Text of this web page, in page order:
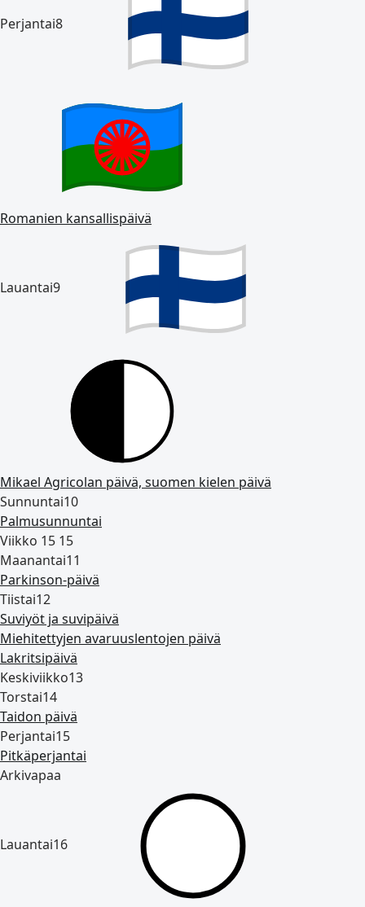
Perjantai8
Romanien kansallispäivä
Lauantai9
Mikael Agricolan päivä, suomen kielen päivä
Sunnuntai10
Palmusunnuntai
Viikko 15 15
Maanantai11
Parkinson‑päivä
Tiistai12
Suviyöt ja suvipäivä
Miehitettyjen avaruuslentojen päivä
Lakritsipäivä
Keskiviikko13
Torstai14
Taidon päivä
Perjantai15
Pitkäperjantai
Arkivapaa
Lauantai16